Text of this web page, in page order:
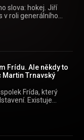
slova: hokej. Jiří
v roli generálního
který stále
za dobrou
•
nás na
Frídu. Ale někdy to
Martin Trnavský
Frída, který
Existuje